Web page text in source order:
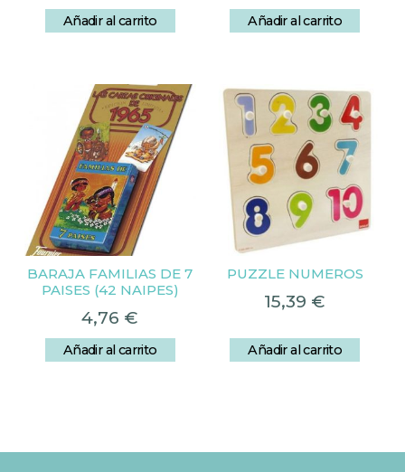
Añadir al carrito Añadir al carrito
BARAJA FAMILIAS DE 7
PAISES (42 NAIPES)
4,76 €
Añadir al carrito
PUZZLE NUMEROS
15,39 €
Añadir al carrito